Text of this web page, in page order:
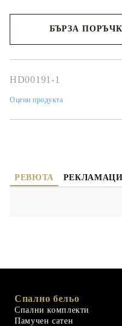
БЪРЗА
HD00191-1
Оцени продукта
РЕВЮТА
Спално бельо
Спални комплекти
Памучен сатен